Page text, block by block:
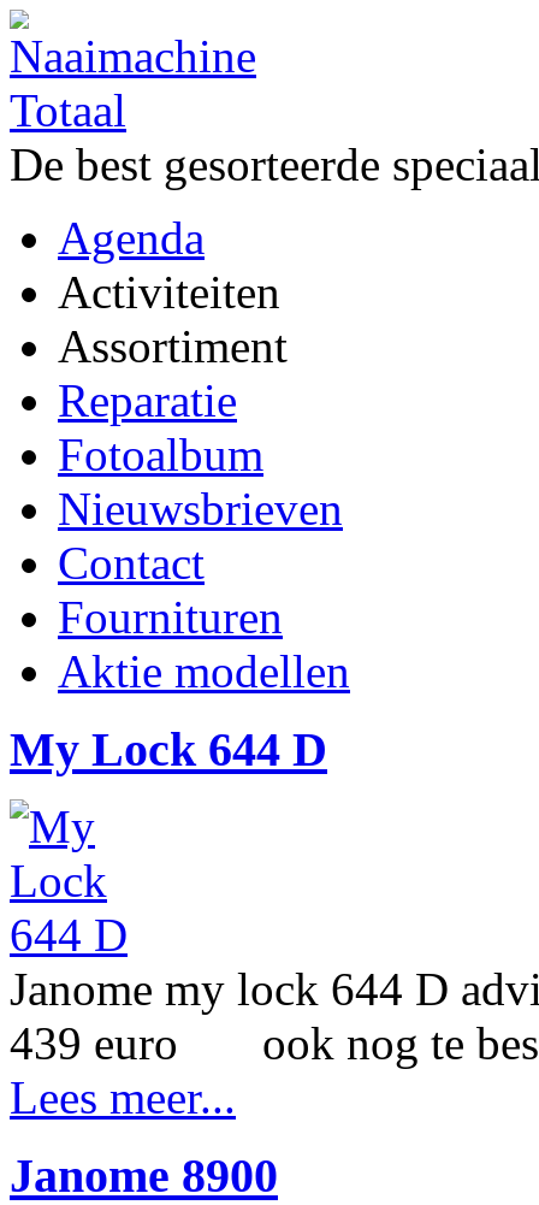
De best gesorteerde
Agenda
Activiteiten
Assortiment
Reparatie
Fotoalbum
Nieuwsbrieven
Contact
Fournituren
Aktie modellen
My Lock 644 D
Janome my lock 644 D
439 euro ook nog te
Lees meer...
Janome 8900